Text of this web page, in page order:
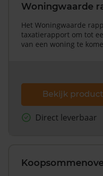
Woningwaarde
Het Woningwaarde
taxatierapport om tot
van een woning te
Bekijk product
Direct leverbaar